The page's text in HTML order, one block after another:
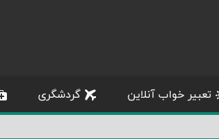
تعبیر خواب آنلاین گردشگری